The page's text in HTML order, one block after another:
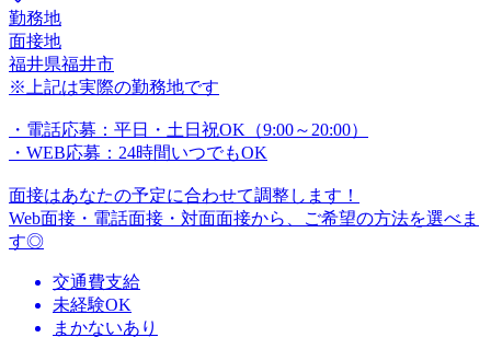
勤務地
面接地
福井県福井市
※上記は実際の勤務地です
・電話応募：平日・土日祝OK（9:00～20:00）
・WEB応募：24時間いつでもOK
面接はあなたの予定に合わせて調整します！
Web面接・電話面接・対面面接から、ご希望の方法を選べま
す◎
交通費支給
未経験OK
まかないあり